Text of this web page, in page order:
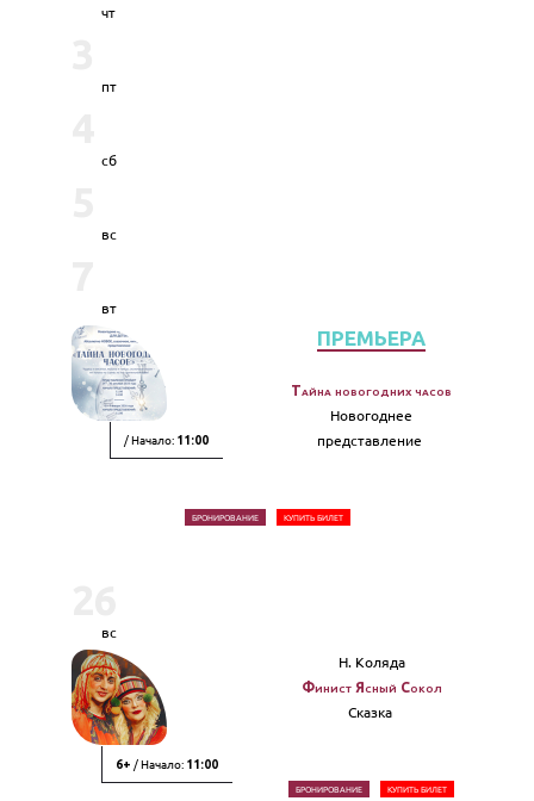
чт
пт
сб
вс
вт
/ Начало: 11:00
ПРЕМЬЕРА
Тайна новогодних часов
Новогоднее
представление
БРОНИРОВАНИЕ КУПИТЬ БИЛЕТ
вс
6+ / Начало: 11:00
Н. Коляда
Финист Ясный Сокол
Сказка
БРОНИРОВАНИЕ КУПИТЬ БИЛЕТ